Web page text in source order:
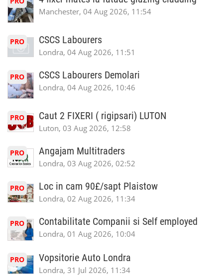
Manchester, 04 Aug 2026, 11:54
PRO CSCS Labourers
Londra, 04 Aug 2026, 11:51
PRO CSCS Labourers Demolari
Londra, 04 Aug 2026, 10:46
PRO Caut 2 FIXERI ( rigipsari) LUTON
Luton, 03 Aug 2026, 12:58
PRO Angajam Multitraders
Londra, 03 Aug 2026, 02:52
PRO Loc in cam 90£/sapt Plaistow
Londra, 02 Aug 2026, 11:34
PRO Contabilitate Companii si Self employed
Londra, 01 Aug 2026, 10:04
PRO Vopsitorie Auto Londra
Londra, 31 Jul 2026, 11:34